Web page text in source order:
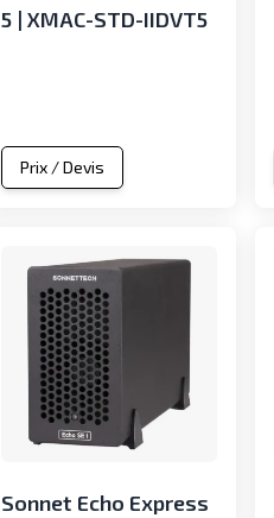
5 | XMAC-STD-IIDVT5
Prix / Devis
Sonnet Echo Express